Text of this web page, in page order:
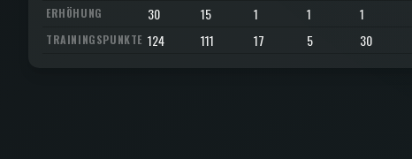
ERHÖHUNG 30 15 1 1 1
TRAININGSPUNKTE 124 111 17 5 30